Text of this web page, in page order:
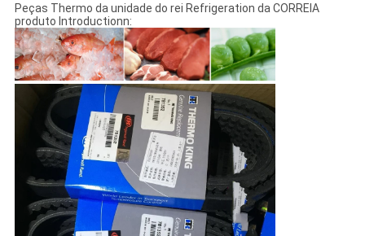
Peças Thermo da unidade do rei Refrigeration da CORREIA
produto Introductionn: